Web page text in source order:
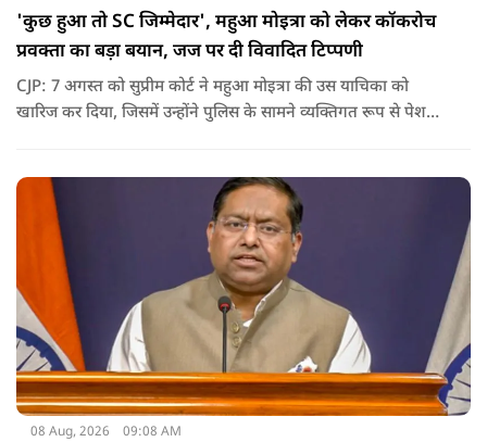
'कुछ हुआ तो SC जिम्मेदार', महुआ मोइत्रा को लेकर कॉकरोच
प्रवक्ता का बड़ा बयान, जज पर दी विवादित टिप्पणी
CJP: 7 अगस्त को सुप्रीम कोर्ट ने महुआ मोइत्रा की उस याचिका को
खारिज कर दिया, जिसमें उन्होंने पुलिस के सामने व्यक्तिगत रूप से पेश
केंद्र बन गई है.
08 Aug, 2026 09:08 AM